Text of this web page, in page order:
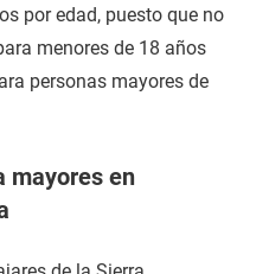
por edad, puesto que no
menores de 18 años
personas mayores de
mayores en